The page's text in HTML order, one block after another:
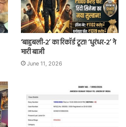
‘बाहुबली-2’ का रिकॉर्ड टूटा! ‘धुरंधर-2’ ने
मारी बाजी
June 11, 2026